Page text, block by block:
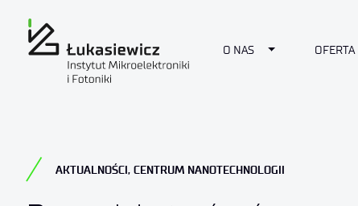
O NAS Toggle OFERTA
AKTUALNOŚCI, CENTRUM NANOTECHNOLOGII